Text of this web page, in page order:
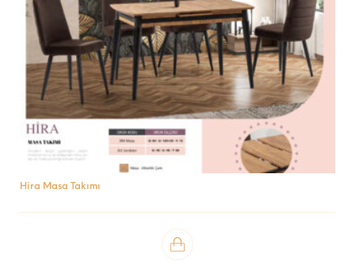
Hira Masa Takımı